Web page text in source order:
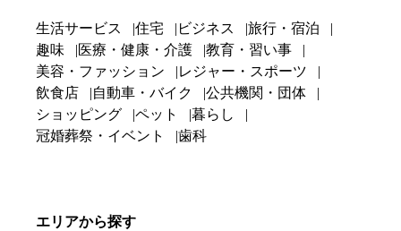
生活サービス 住宅 ビジネス
旅行・宿泊
趣味
医療・健康・介護
教育・習い事
美容・ファッション
レジャー・スポーツ
飲食店
自動車・バイク
公共機関・団体
ショッピング
ペット
暮らし
冠婚葬祭・イベント
歯科
エリアから探す